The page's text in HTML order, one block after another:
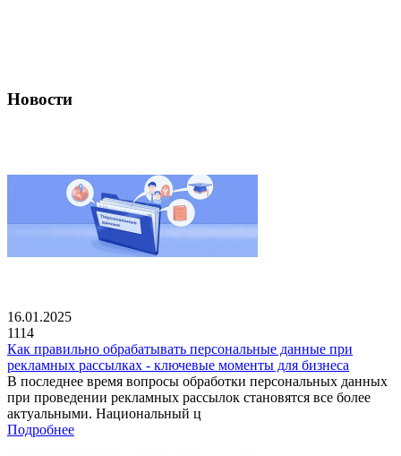
Новости
16.01.2025
1114
Как правильно обрабатывать персональные данные при
рекламных рассылках - ключевые моменты для бизнеса
В последнее время вопросы обработки персональных данных
при проведении рекламных рассылок становятся все более
актуальными. Национальный ц
Подробнее